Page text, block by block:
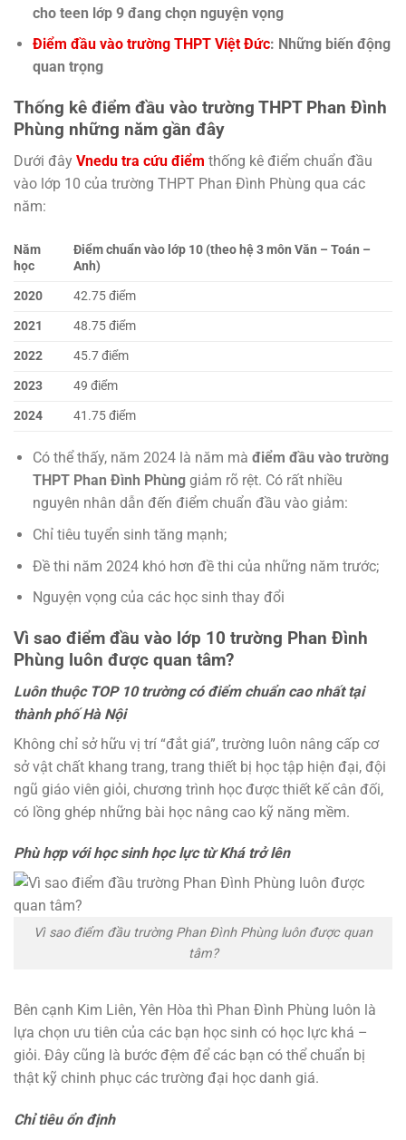
cho teen lớp 9 đang chọn nguyện vọng
Điểm đầu vào trường THPT Việt Đức: Những biến động
quan trọng
Thống kê điểm đầu vào trường THPT Phan Đình
Phùng những năm gần đây
Dưới đây Vnedu tra cứu điểm thống kê điểm chuẩn đầu
vào lớp 10 của trường THPT Phan Đình Phùng qua các
năm:
Năm
học
Điểm chuẩn vào lớp 10 (theo hệ 3 môn Văn – Toán –
Anh)
2020
42.75 điểm
2021
48.75 điểm
2022
45.7 điểm
2023
49 điểm
2024
41.75 điểm
Có thể thấy, năm 2024 là năm mà điểm đầu vào trường
THPT Phan Đình Phùnggiảm rõ rệt. Có rất nhiều
nguyên nhân dẫn đến điểm chuẩn đầu vào giảm:
Chỉ tiêu tuyển sinh tăng mạnh;
Đề thi năm 2024 khó hơn đề thi của những năm trước;
Nguyện vọng của các học sinh thay đổi
Vì sao điểm đầu vào lớp 10 trường Phan Đình
Phùng luôn được quan tâm?
Luôn thuộc TOP 10 trường có điểm chuẩn cao nhất tại
thành phố Hà Nội
Không chỉ sở hữu vị trí “đắt giá”, trường luôn nâng cấp cơ
sở vật chất khang trang, trang thiết bị học tập hiện đại, đội
ngũ giáo viên giỏi, chương trình học được thiết kế cân đối,
có lồng ghép những bài học nâng cao kỹ năng mềm.
Phù hợp với học sinh học lực từ Khá trở lên
Vì sao điểm đầu trường Phan Đình Phùng luôn được quan
tâm?
Bên cạnh Kim Liên, Yên Hòa thì Phan Đình Phùng luôn là
lựa chọn ưu tiên của các bạn học sinh có học lực khá –
giỏi. Đây cũng là bước đệm để các bạn có thể chuẩn bị
thật kỹ chinh phục các trường đại học danh giá.
Chỉ tiêu ổn định